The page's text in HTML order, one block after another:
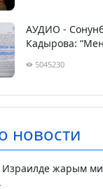
АУДИО -
Кадырова:
5045230
новости
жарым